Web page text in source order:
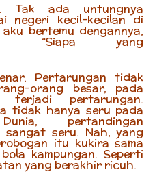
Tak ada untungnya
negeri kecil-kecilan di
bertemu dengannya,
“Siapa yang
Pertarungan tidak
orang besar, pada
pertarungan.
tidak hanya seru pada
pertandingan
sangat seru. Nah, yang
itu kukira sama
kampungan. Seperti
yang berakhir ricuh.